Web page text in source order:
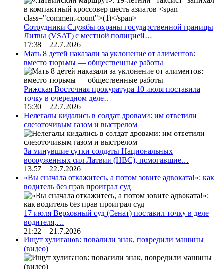
Сотрудники Службы охраны государственной границы
Литвы (VSAT) с местной полицией…
17:38 22.7.2026
Мать 8 детей наказали за уклонение от алиментов:
вместо тюрьмы — общественные работы
Рижская Восточная прокуратура 10 июля поставила
точку в очередном деле…
15:30 22.7.2026
Нелегалы кидались в солдат дровами: им ответили
слезоточивым газом и выстрелом
За минувшие сутки солдаты Национальных
вооруженных сил Латвии (НВС), помогавшие…
13:57 22.7.2026
«Вы сначала откажитесь, а потом зовите адвоката!»: как
водитель без прав проиграл суд
17 июля Верховный суд (Сенат) поставил точку в деле
водителя,…
21:22 21.7.2026
Ищут хулиганов: повалили знак, повредили машины
(видео)